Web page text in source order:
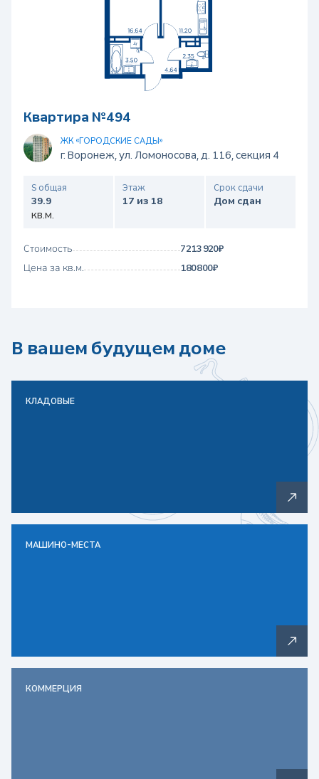
Квартира №494
ЖК «ГОРОДСКИЕ САДЫ»
г. Воронеж, ул. Ломоносова, д. 116, секция 4
S общая
39.9
кв.м.
Этаж
17 из 18
Срок сдачи
Дом сдан
Стоимость
7 213 920 ₽
Цена за кв.м.
180 800 ₽
В вашем будущем доме
КЛАДОВЫЕ
МАШИНО-МЕСТА
КОММЕРЦИЯ